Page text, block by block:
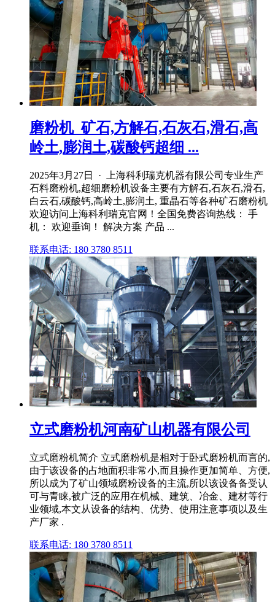
磨粉机_矿石,方解石,石灰石,滑石,高
岭土,膨润土,碳酸钙超细 ...
2025年3月27日 · 上海科利瑞克机器有限公司专业生产
石料磨粉机,超细磨粉机设备主要有方解石,石灰石,滑石,
白云石,碳酸钙,高岭土,膨润土, 重晶石等各种矿石磨粉机
欢迎访问上海科利瑞克官网！全国免费咨询热线： 手
机： 欢迎垂询！ 解决方案 产品 ...
联系电话: 180 3780 8511
立式磨粉机河南矿山机器有限公司
立式磨粉机简介 立式磨粉机是相对于卧式磨粉机而言的,
由于该设备的占地面积非常小,而且操作更加简单、方便,
所以成为了矿山领域磨粉设备的主流,所以该设备备受认
可与青睐,被广泛的应用在机械、建筑、冶金、建材等行
业领域,本文从设备的结构、优势、使用注意事项以及生
产厂家 .
联系电话: 180 3780 8511